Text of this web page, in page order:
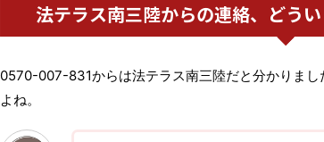
法テラス南三陸からの連絡、どう
0570-007-831からは法テラス南三陸だと分かりま
よね。